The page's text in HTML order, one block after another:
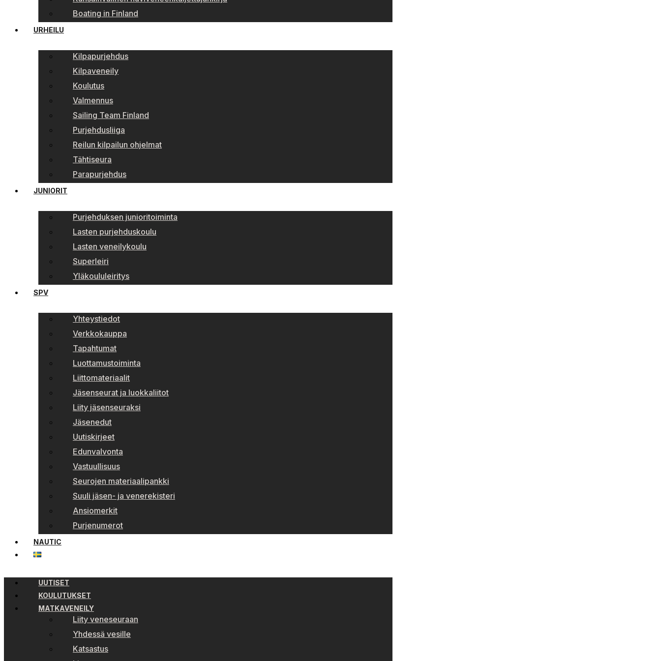
Boating in Finland
URHEILU
Kilpapurjehdus
Kilpaveneily
Koulutus
Valmennus
Sailing Team Finland
Purjehdusliiga
Reilun kilpailun ohjelmat
Tähtiseura
Parapurjehdus
JUNIORIT
Purjehduksen junioritoiminta
Lasten purjehduskoulu
Lasten veneilykoulu
Superleiri
Yläkoululeiritys
SPV
Yhteystiedot
Verkkokauppa
Tapahtumat
Luottamustoiminta
Liittomateriaalit
Jäsenseurat ja luokkaliitot
Liity jäsenseuraksi
Jäsenedut
Uutiskirjeet
Edunvalvonta
Vastuullisuus
Seurojen materiaalipankki
Suuli jäsen- ja venerekisteri
Ansiomerkit
Purjenumerot
NAUTIC
UUTISET
KOULUTUKSET
MATKAVENEILY
Liity veneseuraan
Yhdessä vesille
Katsastus